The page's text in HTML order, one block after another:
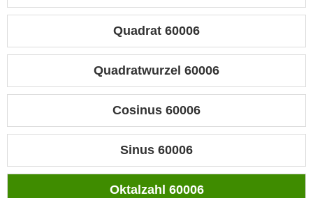
Quadrat 60006
Quadratwurzel 60006
Cosinus 60006
Sinus 60006
Oktalzahl 60006